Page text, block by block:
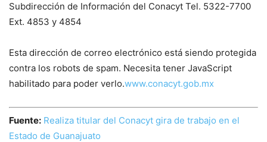
Subdirección de Información del Conacyt Tel. 5322-7700
Ext. 4853 y 4854
Esta dirección de correo electrónico está siendo protegida
contra los robots de spam. Necesita tener JavaScript
habilitado para poder verlo.www.conacyt.gob.mx
Fuente: Realiza titular del Conacyt gira de trabajo en el
Estado de Guanajuato